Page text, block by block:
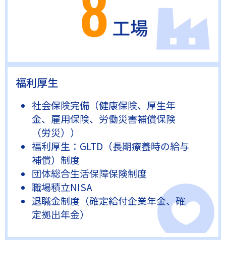
福利厚生
社会保険完備（健康保険、厚生年
金、雇用保険、労働災害補償保険
（労災））
福利厚生：GLTD（長期療養時の給与
補償）制度
団体総合生活保障保険制度
職場積立NISA
退職金制度（確定給付企業年金、確
定拠出年金）